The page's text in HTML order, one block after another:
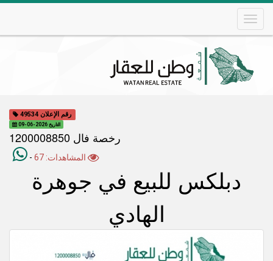
Skip
رقم الإعلان 49534
التاريخ 2026-06-09
رخصة فال 1200008850
-
دبلكس للبيع في جوهرة
الهادي